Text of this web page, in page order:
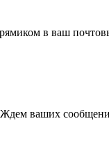
в ваш
Ждем ваших